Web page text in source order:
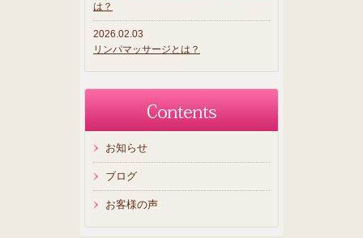
は？
2026.02.03
リンパマッサージとは？
お知らせ
ブログ
お客様の声